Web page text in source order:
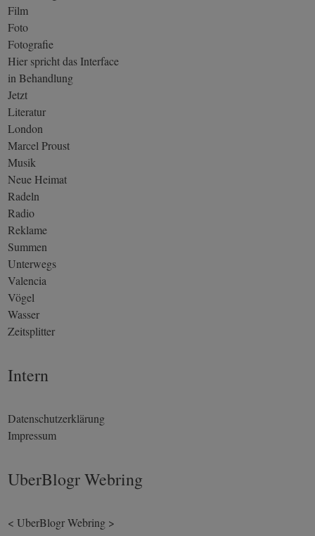
Film
Foto
Fotografie
Hier spricht das Interface
in Behandlung
Jetzt
Literatur
London
Marcel Proust
Musik
Neue Heimat
Radeln
Radio
Reklame
Summen
Unterwegs
Valencia
Vögel
Wasser
Zeitsplitter
Intern
Datenschutzerklärung
Impressum
UberBlogr Webring
< UberBlogr Webring >